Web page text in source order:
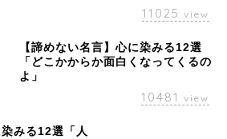
11025 view
【諦めない名言】心に染みる12選
「どこかからか面白くなってくるの
よ」
10481 view
染みる12選「人